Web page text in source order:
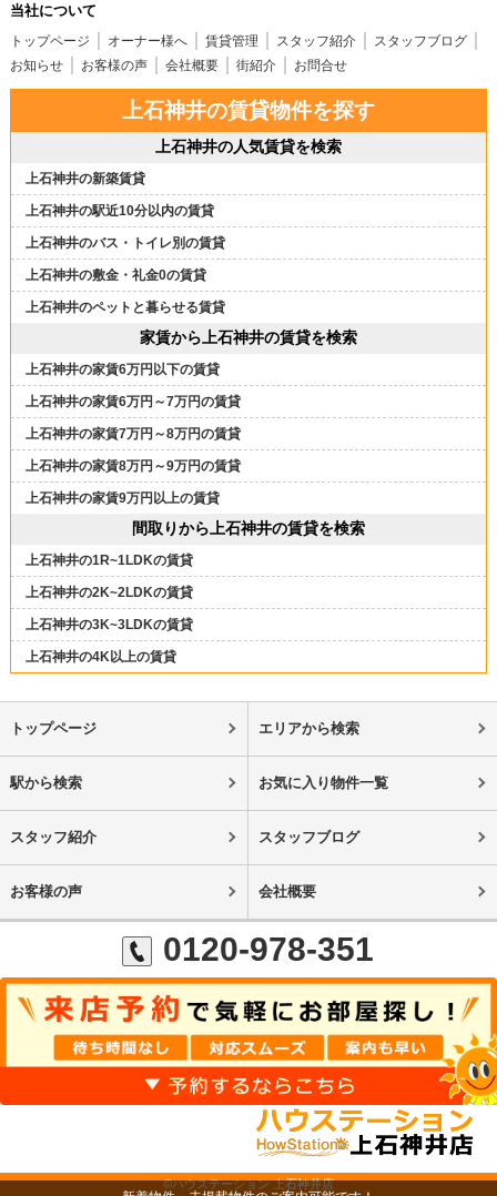
当社について
トップページ オーナー様へ 賃貸管理 スタッフ紹介
スタッフブログ
お知らせ
お客様の声 会社概要 街紹介 お問合せ
上石神井の賃貸物件を探す
上石神井の人気賃貸を検索
上石神井の新築賃貸
上石神井の駅近10分以内の賃貸
上石神井のバス・トイレ別の賃貸
上石神井の敷金・礼金0の賃貸
上石神井のペットと暮らせる賃貸
家賃から上石神井の賃貸を検索
上石神井の家賃6万円以下の賃貸
上石神井の家賃6万円～7万円の賃貸
上石神井の家賃7万円～8万円の賃貸
上石神井の家賃8万円～9万円の賃貸
上石神井の家賃9万円以上の賃貸
間取りから上石神井の賃貸を検索
上石神井の1R~1LDKの賃貸
上石神井の2K~2LDKの賃貸
上石神井の3K~3LDKの賃貸
上石神井の4K以上の賃貸
トップページ エリアから検索
駅から検索 お気に入り物件一覧
スタッフ紹介 スタッフブログ
お客様の声 会社概要
0120-978-351
©ハウステーション 上石神井店